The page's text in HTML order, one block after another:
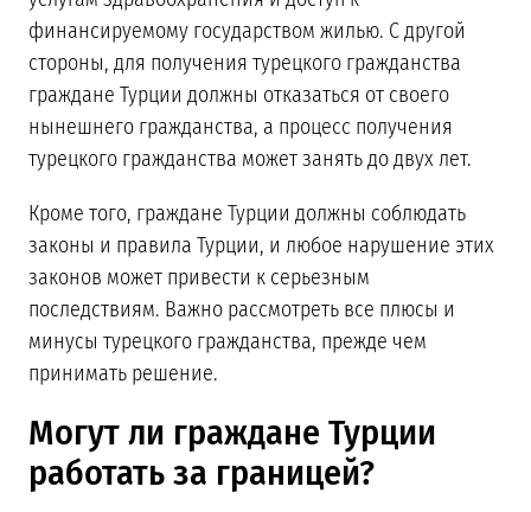
финансируемому государством жилью. С другой
стороны, для получения турецкого гражданства
граждане Турции должны отказаться от своего
нынешнего гражданства, а процесс получения
турецкого гражданства может занять до двух лет.
Кроме того, граждане Турции должны соблюдать
законы и правила Турции, и любое нарушение этих
законов может привести к серьезным
последствиям. Важно рассмотреть все плюсы и
минусы турецкого гражданства, прежде чем
принимать решение.
Могут ли граждане Турции
работать за границей?